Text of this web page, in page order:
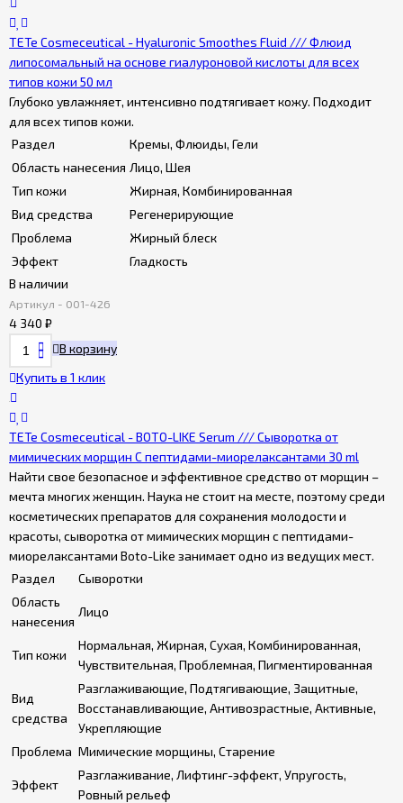
TETe Cosmeceutical - Hyaluronic Smoothes Fluid /// Флюид
липосомальный на основе гиалуроновой кислоты для всех
типов кожи 50 мл
Глубоко увлажняет, интенсивно подтягивает кожу. Подходит
для всех типов кожи.
Раздел
Кремы, Флюиды, Гели
Область нанесения Лицо, Шея
Тип кожи
Жирная, Комбинированная
Вид средства
Регенерирующие
Проблема
Жирный блеск
Эффект
Гладкость
В наличии
Артикул - 001-426
4 340 ₽
В корзину
Купить в 1 клик
TETe Cosmeceutical - BOTO-LIKE Serum /// Сыворотка от
мимических морщин С пептидами-миорелаксантами 30 ml
Найти свое безопасное и эффективное средство от морщин –
мечта многих женщин. Наука не стоит на месте, поэтому среди
косметических препаратов для сохранения молодости и
красоты, сыворотка от мимических морщин с пептидами-
миорелаксантами Boto-Like занимает одно из ведущих мест.
Раздел
Сыворотки
Область
нанесения
Лицо
Тип кожи
Нормальная, Жирная, Сухая, Комбинированная,
Чувствительная, Проблемная, Пигментированная
Вид
средства
Разглаживающие, Подтягивающие, Защитные,
Восстанавливающие, Антивозрастные, Активные,
Укрепляющие
Проблема Мимические морщины, Старение
Эффект
Разглаживание, Лифтинг-эффект, Упругость,
Ровный рельеф